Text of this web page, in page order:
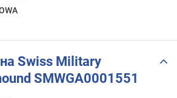
Swiss Military
SMWGA0001551